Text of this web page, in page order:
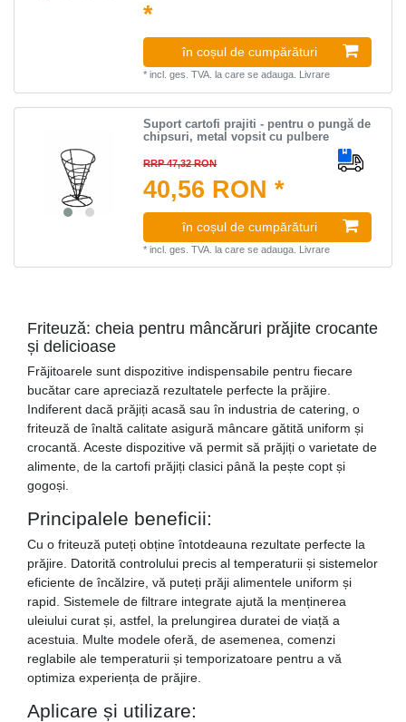
*
în coșul de cumpărături
*incl. ges. TVA. la care se adauga. Livrare
Suport cartofi prajiti - pentru o pungă de
chipsuri, metal vopsit cu pulbere
RRP 47,32 RON
40,56 RON *
în coșul de cumpărături
*incl. ges. TVA. la care se adauga. Livrare
Friteuză: cheia pentru mâncăruri prăjite crocante
și delicioase
Frăjitoarele sunt dispozitive indispensabile pentru fiecare
bucătar care apreciază rezultatele perfecte la prăjire.
Indiferent dacă prăjiți acasă sau în industria de catering, o
friteuză de înaltă calitate asigură mâncare gătită uniform și
crocantă. Aceste dispozitive vă permit să prăjiți o varietate de
alimente, de la cartofi prăjiți clasici până la pește copt și
gogoși.
Principalele beneficii:
Cu o friteuză puteți obține întotdeauna rezultate perfecte la
prăjire. Datorită controlului precis al temperaturii și sistemelor
eficiente de încălzire, vă puteți prăji alimentele uniform și
rapid. Sistemele de filtrare integrate ajută la menținerea
uleiului curat și, astfel, la prelungirea duratei de viață a
acestuia. Multe modele oferă, de asemenea, comenzi
reglabile ale temperaturii și temporizatoare pentru a vă
optimiza experiența de prăjire.
Aplicare și utilizare: